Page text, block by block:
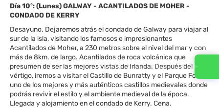
Día 10º: (Lunes) GALWAY - ACANTILADOS DE MOHER -
CONDADO DE KERRY
Desayuno. Dejaremos atrás el condado de Galway para viajar al
sur de la isla, visitando los famosos e impresionantes
Acantilados de Moher, a 230 metros sobre el nivel del mar y con
más de 8km. de largo. Acantilados de roca volcánica que
presumen de ser las mejores vistas de Irlanda. Después del
vértigo, iremos a visitar el Castillo de Bunratty y el Parque Folk,
uno de los mejores y más auténticos castillos medievales donde
podrás revivir el estilo y el ambiente medieval de la época.
Llegada y alojamiento en el condado de Kerry. Cena.
Contacta con nosotros